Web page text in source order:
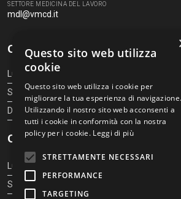
SETTORE MEDICINA DEL LAVORO
mdl@vmcd.it
Orari Centro Diagnostico
Lunedì - Venerdì
Sabato
Domenica
Orari Centro Diagnostico
Lunedì - Venerdì
Sabato
Questo sito web utilizza
cookie
Questo sito web utilizza i cookie per
migliorare la tua esperienza di navigazione.
Utilizzando il nostro sito web acconsenti a
tutti i cookie in conformità con la nostra
policy per i cookie. Leggi di più
STRETTAMENTE NECESSARI
PERFORMANCE
TARGETING